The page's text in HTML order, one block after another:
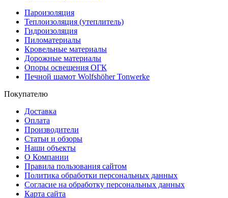
Пароизоляция
Теплоизоляция (утеплитель)
Гидроизоляция
Пиломатериалы
Кровельные материалы
Дорожные материалы
Опоры освещения ОГК
Печной шамот Wolfshöher Tonwerke
Покупателю
Доставка
Оплата
Производители
Статьи и обзоры
Наши объекты
О Компании
Правила пользования сайтом
Политика обработки персональных данных
Согласие на обработку персональных данных
Карта сайта